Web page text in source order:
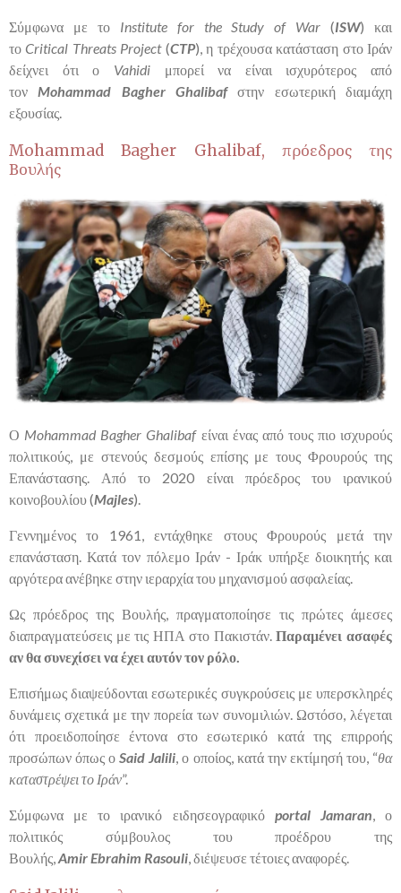
Σύμφωνα με το Institute for the Study of War (ISW) και
το Critical Threats Project (CTP), η τρέχουσα κατάσταση στο Ιράν
δείχνει ότι ο
Vahidi
μπορεί να είναι ισχυρότερος από
τον Mohammad Bagher Ghalibaf στην εσωτερική διαμάχη
εξουσίας.
Mohammad Bagher Ghalibaf, πρόεδρος της
Βουλής
Ο Mohammad Bagher Ghalibaf είναι ένας από τους πιο ισχυρούς
πολιτικούς, με στενούς δεσμούς επίσης με τους Φρουρούς της
Επανάστασης. Από το 2020 είναι πρόεδρος του ιρανικού
κοινοβουλίου (Majles).
Γεννημένος το 1961, εντάχθηκε στους Φρουρούς μετά την
επανάσταση. Κατά τον πόλεμο Ιράν - Ιράκ υπήρξε διοικητής και
αργότερα ανέβηκε στην ιεραρχία του μηχανισμού ασφαλείας.
Ως πρόεδρος της Βουλής, πραγματοποίησε τις πρώτες άμεσες
διαπραγματεύσεις με τις ΗΠΑ στο Πακιστάν. Παραμένει ασαφές
αν θα συνεχίσει να έχει αυτόν τον ρόλο.
Επισήμως διαψεύδονται εσωτερικές συγκρούσεις με υπερσκληρές
δυνάμεις σχετικά με την πορεία των συνομιλιών. Ωστόσο, λέγεται
ότι προειδοποίησε έντονα στο εσωτερικό κατά της επιρροής
προσώπων όπως ο Said Jalili , ο οποίος, κατά την εκτίμησή του, “θα
καταστρέψει το Ιράν”.
Σύμφωνα με το ιρανικό ειδησεογραφικό portal Jamaran , ο
πολιτικός σύμβουλος του προέδρου της
Βουλής, Amir Ebrahim Rasouli , διέψευσε τέτοιες αναφορές.